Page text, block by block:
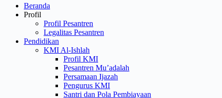
Menu
Beranda
Profil
Profil Pesantren
Legalitas Pesantren
Pendidikan
KMI Al-Ishlah
Profil KMI
Pesantren Mu’adalah
Persamaan Ijazah
Pengurus KMI
Santri dan Pola Pembiayaan